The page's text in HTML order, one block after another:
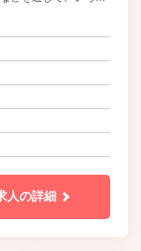
主・自立及び協調性
ようにしていきま
人の詳細